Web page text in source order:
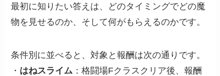
最初に知りたい答えは、どのタイミングでどの魔
物を見せるのか、そして何がもらえるのかです。
条件別に並べると、対象と報酬は次の通りです。
・ はねスライム ：格闘場Fクラスクリア後、報酬